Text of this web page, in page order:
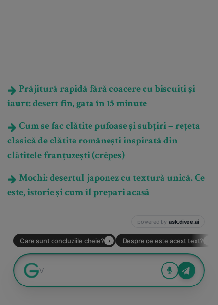
Prăjitură rapidă fără coacere cu biscuiți și
iaurt: desert fin, gata în 15 minute
Cum se fac clătite pufoase și subțiri – rețeta
clasică de clătite românești inspirată din
clătitele franțuzești (crêpes)
Mochi: desertul japonez cu textură unică. Ce
este, istorie și cum îl prepari acasă